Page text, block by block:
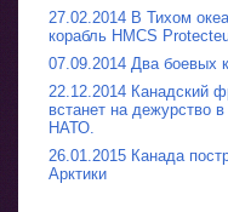
27.02.2014 В Тихом
корабль HMCS
07.09.2014 Два боевых
22.12.2014 Канадский
встанет на дежурство
НАТО.
26.01.2015 Канада
Арктики